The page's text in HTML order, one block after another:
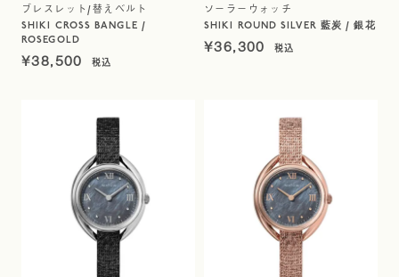
ブレスレット/替えベルト
SHIKI CROSS BANGLE /
ROSEGOLD
¥38,500
ソーラーウォッチ
SHIKI ROUND SILVER 藍炭 / 銀花
¥36,300